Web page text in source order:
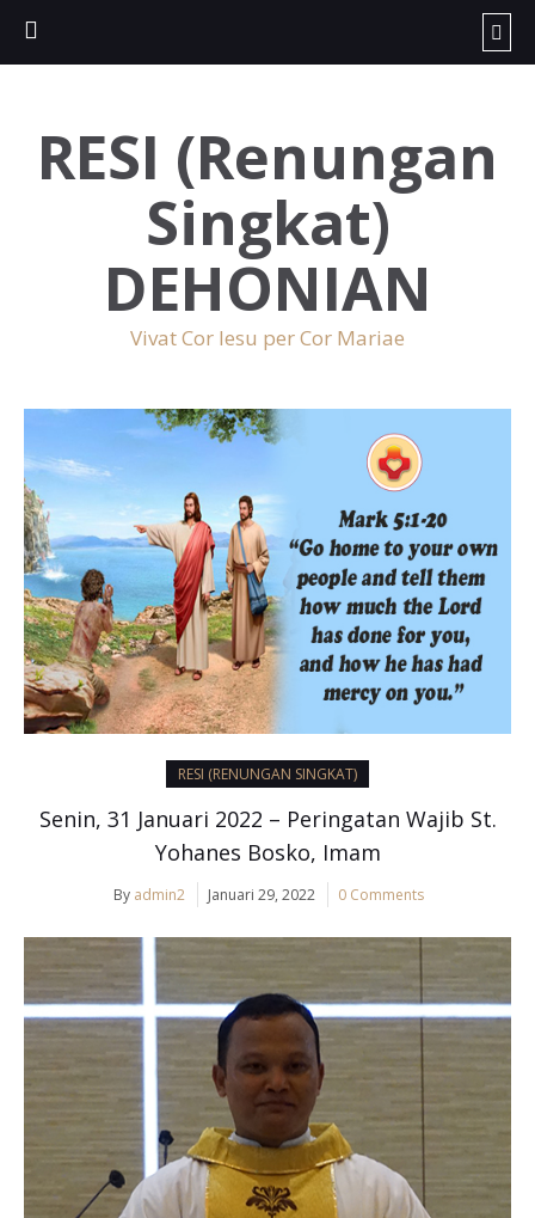
RESI (Renungan
Singkat)
DEHONIAN
Vivat Cor Iesu per Cor Mariae
RESI (RENUNGAN SINGKAT)
Senin, 31 Januari 2022 – Peringatan Wajib St.
Yohanes Bosko, Imam
By admin2 Januari 29, 2022 0 Comments